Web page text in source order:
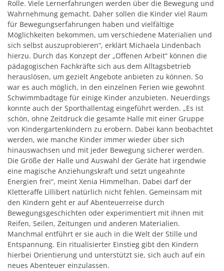
Rolle. Viele Lernerfahrungen werden über die Bewegung und
Wahrnehmung gemacht. Daher sollen die Kinder viel Raum
für Bewegungserfahrungen haben und vielfältige
Möglichkeiten bekommen, um verschiedene Materialien und
sich selbst auszuprobieren“, erklärt Michaela Lindenbach
hierzu. Durch das Konzept der „Offenen Arbeit“ können die
pädagogischen Fachkräfte sich aus dem Alltagsbetrieb
herauslösen, um gezielt Angebote anbieten zu können. So
war es auch möglich, in den einzelnen Ferien wie gewohnt
Schwimmbadtage für einige Kinder anzubieten. Neuerdings
konnte auch der Sporthallentag eingeführt werden. „Es ist
schön, ohne Zeitdruck die gesamte Halle mit einer Gruppe
von Kindergartenkindern zu erobern. Dabei kann beobachtet
werden, wie manche Kinder immer wieder über sich
hinauswachsen und mit jeder Bewegung sicherer werden.
Die Größe der Halle und Auswahl der Geräte hat irgendwie
eine magische Anziehungskraft und setzt ungeahnte
Energien frei“, meint Xenia Himmelhan. Dabei darf der
Kletteraffe Lillibert natürlich nicht fehlen. Gemeinsam mit
den Kindern geht er auf Abenteuerreise durch
Bewegungsgeschichten oder experimentiert mit ihnen mit
Reifen, Seilen, Zeitungen und anderen Materialien.
Manchmal entführt er sie auch in die Welt der Stille und
Entspannung. Ein ritualisierter Einstieg gibt den Kindern
hierbei Orientierung und unterstützt sie, sich auch auf ein
neues Abenteuer einzulassen.